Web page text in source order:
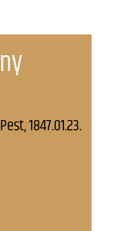
Pest, 1847.01.23.